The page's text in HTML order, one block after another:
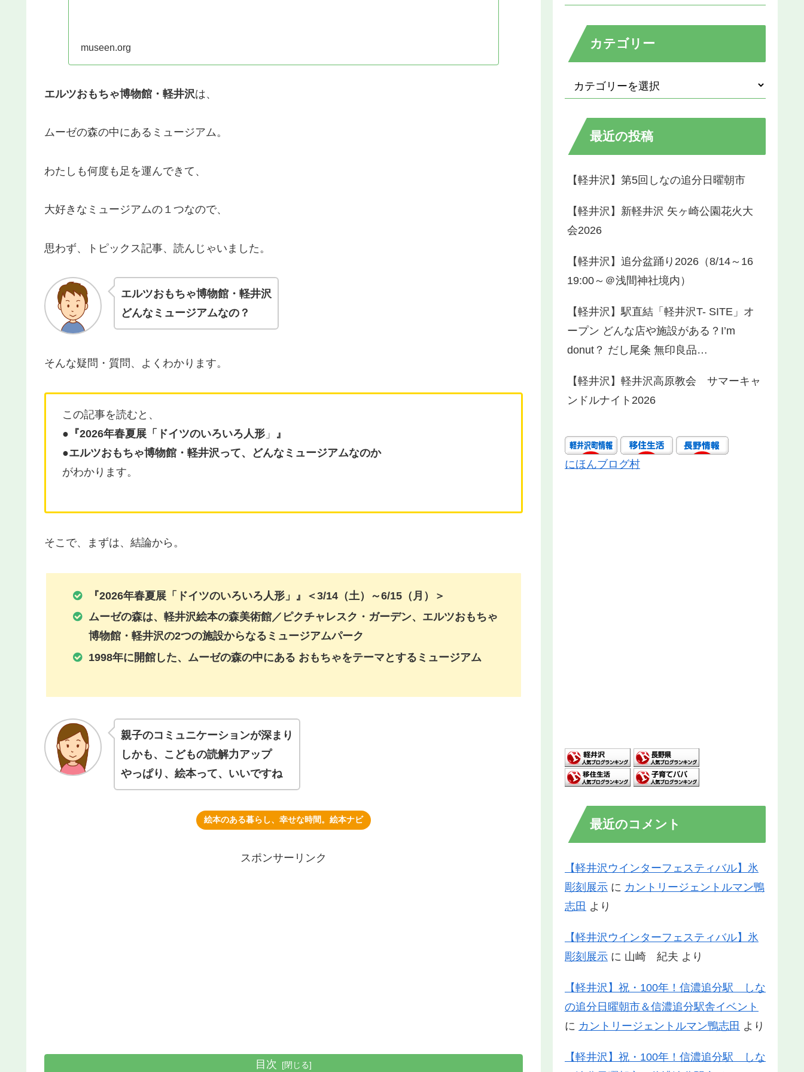
museen.org
エルツおもちゃ博物館・軽井沢は、
ムーゼの森の中にあるミュージアム。
わたしも何度も足を運んできて、
大好きなミュージアムの１つなので、
思わず、トピックス記事、読んじゃいました。
エルツおもちゃ博物館・軽井沢
どんなミュージアムなの？
そんな疑問・質問、よくわかります。
この記事を読むと、
● 『2026年春夏展「ドイツのいろいろ人形 」
』
●エルツおもちゃ博物館・軽井沢 って、どんなミュージアムなのか
がわかります。
そこで、まずは、結論から。
『2026年春夏展「ドイツのいろいろ人形」』＜3/14（土）～6/15（月）＞
ムーゼの森は、軽井沢絵本の森美術館／ピクチャレスク・ガーデン、エルツおもちゃ
博物館・軽井沢の2つの施設からなるミュージアムパーク
1998年に開館した、ムーゼの森の中にある おもちゃをテーマとするミュージアム
親子のコミュニケーションが深まり
しかも、こどもの読解力アップ
やっぱり、絵本って、いいですね
絵本のある暮らし、幸せな時間。絵本ナビ
スポンサーリンク
目次
カテゴリー
最近の投稿
【軽井沢】第5回しなの追分日曜朝市
【軽井沢】新軽井沢 矢ヶ崎公園花火大
会2026
【軽井沢】追分盆踊り2026（8/14～16
19:00～＠浅間神社境内）
【軽井沢】駅直結「軽井沢T- SITE」オ
ープン どんな店や施設がある？I’m
donut？ だし尾粂 無印良品…
【軽井沢】軽井沢高原教会 サマーキャ
ンドルナイト2026
にほんブログ村
最近のコメント
【軽井沢ウインターフェスティバル】氷
彫刻展示 に カントリージェントルマン鴨
志田 より
【軽井沢ウインターフェスティバル】氷
彫刻展示 に 山崎 紀夫 より
【軽井沢】祝・100年！信濃追分駅 しな
の追分日曜朝市＆信濃追分駅舎イベント
に カントリージェントルマン鴨志田 より
【軽井沢】祝・100年！信濃追分駅 しな